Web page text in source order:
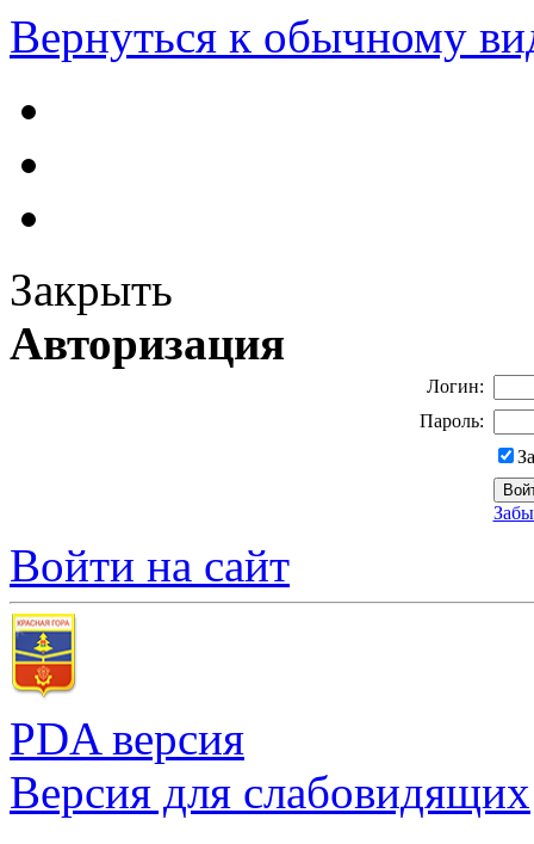
Вернуться к обычному
Закрыть
Авторизация
Логин:
Пароль:
Войти на сайт
PDA версия
Версия для слабовидящих